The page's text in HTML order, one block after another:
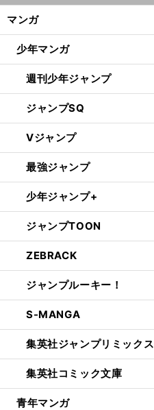
マンガ
少年マンガ
週刊少年ジャンプ
ジャンプSQ
Vジャンプ
最強ジャンプ
少年ジャンプ+
ジャンプTOON
ZEBRACK
ジャンプルーキー！
S-MANGA
集英社ジャンプリミックス
集英社コミック文庫
青年マンガ